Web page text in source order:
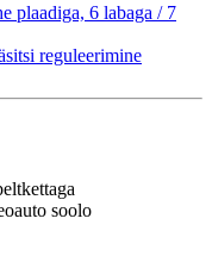
plaadiga, 6 labaga / 7
reguleerimine